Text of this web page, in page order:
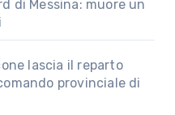
di Messina: muore un
lascia il reparto
provinciale di